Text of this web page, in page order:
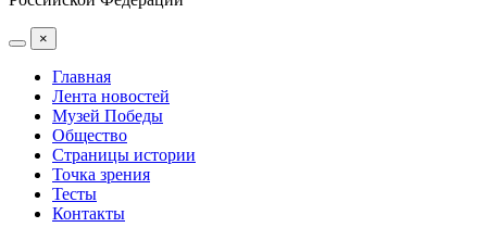
×
Главная
Лента новостей
Музей Победы
Общество
Страницы истории
Точка зрения
Тесты
Контакты